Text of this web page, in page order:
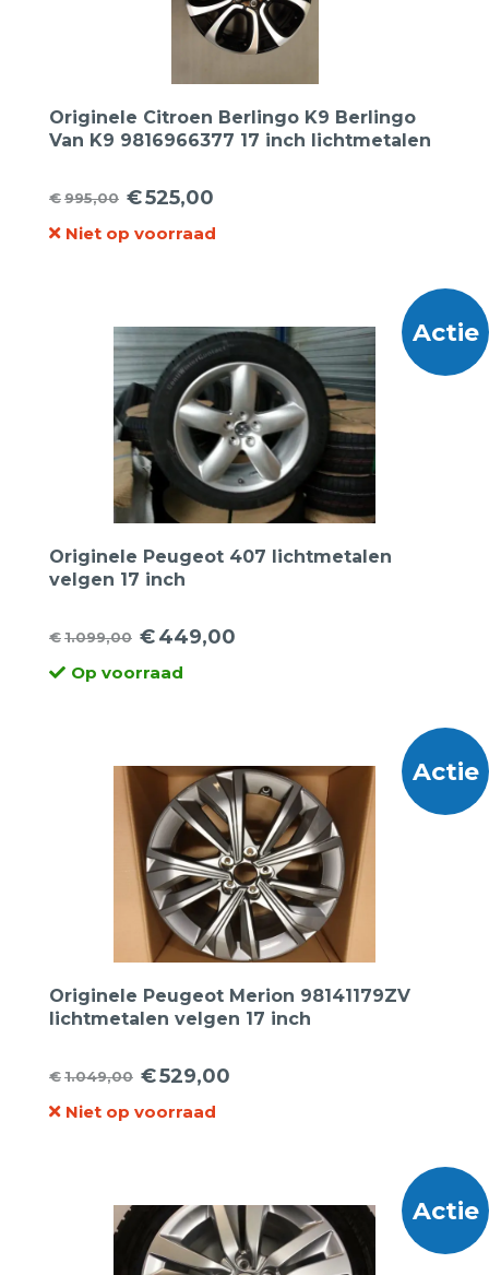
Originele Citroen Berlingo K9 Berlingo
Van K9 9816966377 17 inch lichtmetalen
€995,00
Oorspronkelijke
prijs
€525,00
Huidige
prijs
Niet op voorraad
Actie
Originele Peugeot 407 lichtmetalen
velgen 17 inch
€1.099,00
Oorspronkelijke
prijs
€449,00
Huidige
prijsOp voorraad
Actie
Originele Peugeot Merion 98141179ZV
lichtmetalen velgen 17 inch
€1.049,00
Oorspronkelijke
prijs
€529,00
Huidige
prijs
Niet op voorraad
Actie